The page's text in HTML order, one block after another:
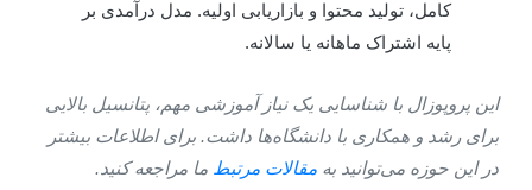
کامل، تولید محتوا و بازاریابی اولیه. مدل درآمدی بر
پایه اشتراک ماهانه یا سالانه.
پروپوزال با شناسایی یک نیاز آموزشی مهم، پتانسیل بالایی
رشد و همکاری با دانشگاه‌ها داشت. برای اطلاعات بیشتر
این حوزه می‌توانید بهمقالات مرتبطما مراجعه کنید.